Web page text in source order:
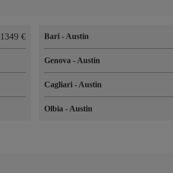
1349 € Bari- Austin
Genova- Austin
Cagliari- Austin
Olbia- Austin